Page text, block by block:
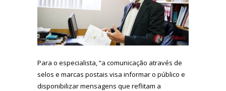
Para o especialista, “a comunicação através de
selos e marcas postais visa informar o público e
disponibilizar mensagens que reflitam a